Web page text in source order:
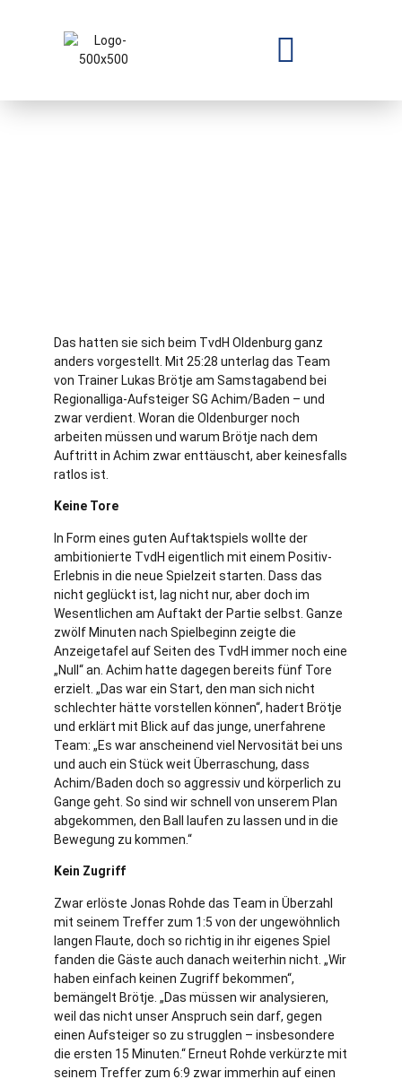
Das hatten sie sich beim TvdH Oldenburg ganz
anders vorgestellt. Mit 25:28 unterlag das Team
von Trainer Lukas Brötje am Samstagabend bei
Regionalliga-Aufsteiger SG Achim/Baden – und
zwar verdient. Woran die Oldenburger noch
arbeiten müssen und warum Brötje nach dem
Auftritt in Achim zwar enttäuscht, aber keinesfalls
ratlos ist.
Keine Tore
In Form eines guten Auftaktspiels wollte der
ambitionierte TvdH eigentlich mit einem Positiv-
Erlebnis in die neue Spielzeit starten. Dass das
nicht geglückt ist, lag nicht nur, aber doch im
Wesentlichen am Auftakt der Partie selbst. Ganze
zwölf Minuten nach Spielbeginn zeigte die
Anzeigetafel auf Seiten des TvdH immer noch eine
„Null“ an. Achim hatte dagegen bereits fünf Tore
erzielt. „Das war ein Start, den man sich nicht
schlechter hätte vorstellen können“, hadert Brötje
und erklärt mit Blick auf das junge, unerfahrene
Team: „Es war anscheinend viel Nervosität bei uns
und auch ein Stück weit Überraschung, dass
Achim/Baden doch so aggressiv und körperlich zu
Gange geht. So sind wir schnell von unserem Plan
abgekommen, den Ball laufen zu lassen und in die
Bewegung zu kommen.“
Kein Zugriff
Zwar erlöste Jonas Rohde das Team in Überzahl
mit seinem Treffer zum 1:5 von der ungewöhnlich
langen Flaute, doch so richtig in ihr eigenes Spiel
fanden die Gäste auch danach weiterhin nicht. „Wir
haben einfach keinen Zugriff bekommen“,
bemängelt Brötje. „Das müssen wir analysieren,
weil das nicht unser Anspruch sein darf, gegen
einen Aufsteiger so zu strugglen – insbesondere
die ersten 15 Minuten.“ Erneut Rohde verkürzte mit
seinem Treffer zum 6:9 zwar immerhin auf einen